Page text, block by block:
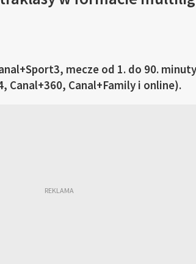
mecze od 1. do 90.
Canal+360, Canal+Family i online).